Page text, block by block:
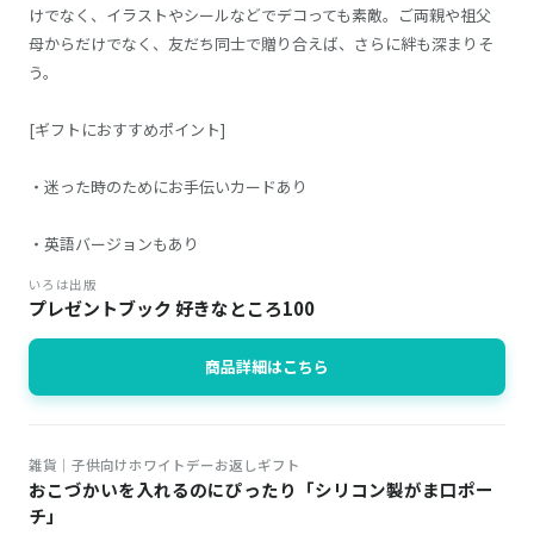
けでなく、イラストやシールなどでデコっても素敵。ご両親や祖父
母からだけでなく、友だち同士で贈り合えば、さらに絆も深まりそ
う。
[ギフトにおすすめポイント]
・迷った時のためにお手伝いカードあり
・英語バージョンもあり
いろは出版
プレゼントブック 好きなところ100
商品詳細はこちら
雑貨｜子供向けホワイトデーお返しギフト
おこづかいを入れるのにぴったり「シリコン製がま口ポー
チ」